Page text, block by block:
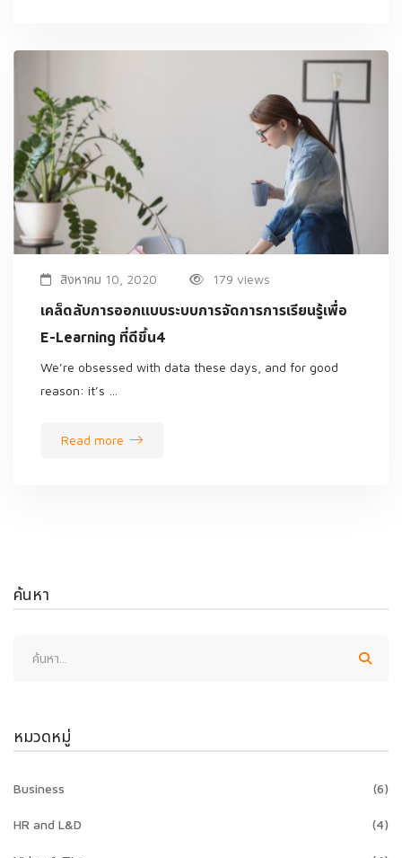
สิงหาคม 10, 2020 179 views
เคล็ดลับการออกแบบระบบการจัดการการเรียนรู้เพื่อ
E-Learning ที่ดีขึ้น4
We’re obsessed with data these days, and for good
reason: it’s …
Read more
ค้นหา
หมวดหมู่
Business (6)
HR and L&D (4)